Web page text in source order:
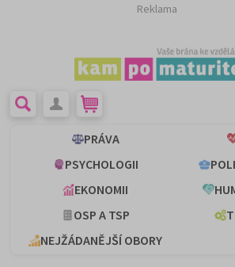
Reklama
PRÁVA
PSYCHOLOGII
EKONOMII
OSP A TSP
NEJŽÁDANĚJŠÍ OBORY